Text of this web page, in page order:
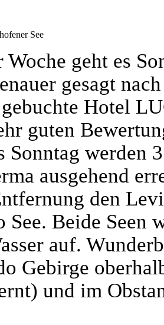
See
Woche geht es
gesagt
gebuchte Hotel
guten
Sonntag werden
ausgehend
den
See. Beide Seen
auf.
Gebirge
und im